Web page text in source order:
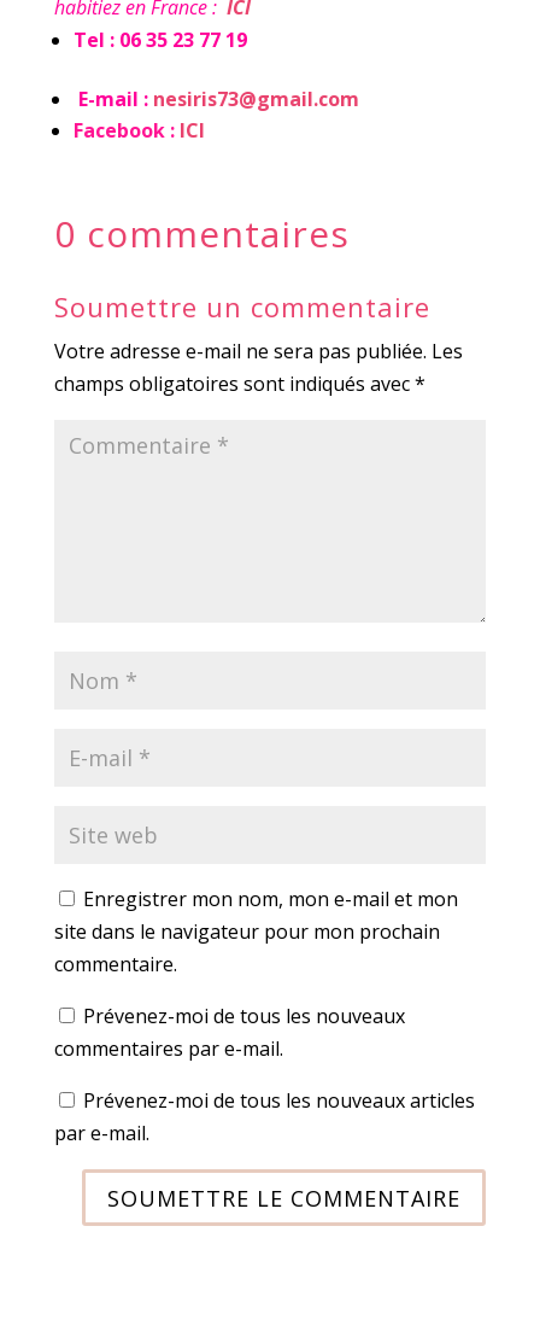
habitiez en France : ICI
Tel : 06 35 23 77 19
E-mail : nesiris73@gmail.com
Facebook : ICI
0 commentaires
Soumettre un commentaire
Votre adresse e-mail ne sera pas publiée. Les
champs obligatoires sont indiqués avec*
Enregistrer mon nom, mon e-mail et mon
site dans le navigateur pour mon prochain
commentaire.
Prévenez-moi de tous les nouveaux
commentaires par e-mail.
Prévenez-moi de tous les nouveaux articles
par e-mail.
SOUMETTRE LE COMMENTAIRE